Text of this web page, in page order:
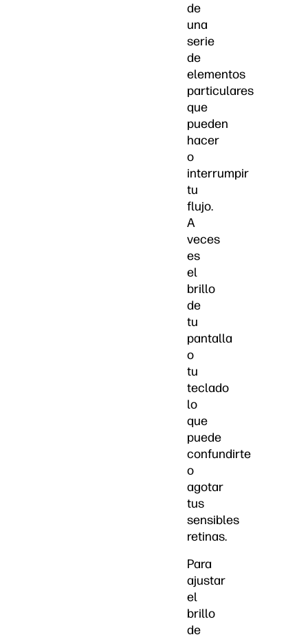
de
una
serie
de
elementos
particulares
que
pueden
hacer
o
interrumpir
tu
flujo.
A
veces
es
el
brillo
de
tu
pantalla
o
tu
teclado
lo
que
puede
confundirte
o
agotar
tus
sensibles
retinas.
Para
ajustar
el
brillo
de